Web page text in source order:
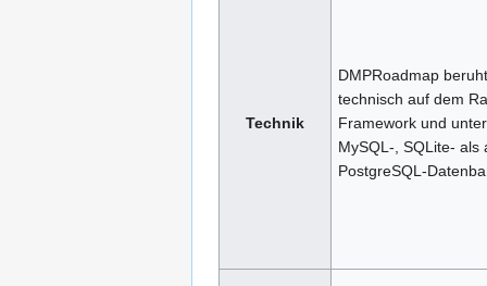
Technik
DMPRoadmap beruht
technisch auf dem
Framework und
MySQL-, SQLite- als
PostgreSQL-